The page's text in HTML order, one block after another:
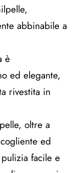
abbinabile a
è
ed elegante,
rivestita in
oltre a
ed
facile e